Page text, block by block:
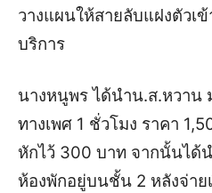
วางแผนให้สายลับแฝงตัวเ
บริการ
นางหนูพร ได้นำน.ส.หวาน
ทางเพศ 1 ชั่วโมง ราคา
หักไว้ 300 บาท จากนั้นได้
ห้องพักอยู่บนชั้น 2 หลังจ่าย